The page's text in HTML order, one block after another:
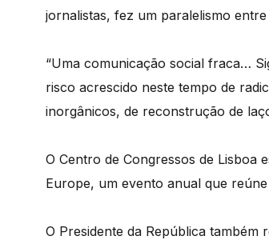
jornalistas, fez um paralelismo
“Uma comunicação social fraca…
risco acrescido neste tempo de
inorgânicos, de reconstrução de
O Centro de Congressos de Lisboa
Europe, um evento anual que
O Presidente da República também